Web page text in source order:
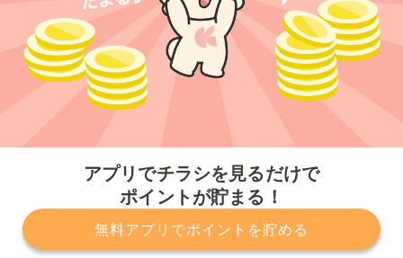
アプリでチラシを見るだけで
ポイントが貯まる！
無料アプリでポイントを貯める
プライバシーポリシー 利用規約 運営会社